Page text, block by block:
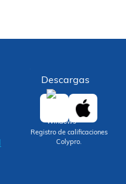
Descargas
Registro de calificaciones
Colypro.